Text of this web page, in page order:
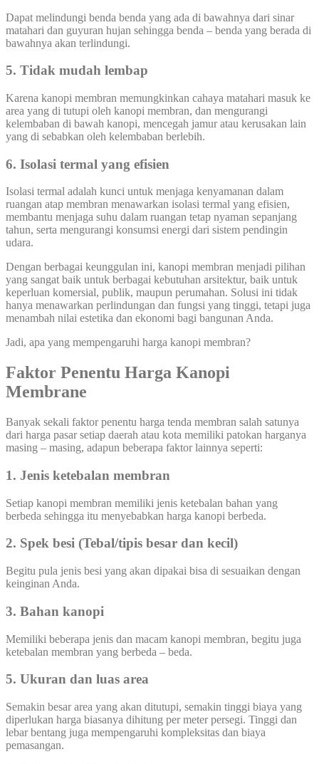
Dapat melindungi benda benda yang ada di bawahnya dari sinar
matahari dan guyuran hujan sehingga benda – benda yang berada di
bawahnya akan terlindungi.
5. Tidak mudah lembap
Karena kanopi membran memungkinkan cahaya matahari masuk ke
area yang di tutupi oleh kanopi membran, dan mengurangi
kelembaban di bawah kanopi, mencegah jamur atau kerusakan lain
yang di sebabkan oleh kelembaban berlebih.
6. Isolasi termal yang efisien
Isolasi termal adalah kunci untuk menjaga kenyamanan dalam
ruangan atap membran menawarkan isolasi termal yang efisien,
membantu menjaga suhu dalam ruangan tetap nyaman sepanjang
tahun, serta mengurangi konsumsi energi dari sistem pendingin
udara.
Dengan berbagai keunggulan ini, kanopi membran menjadi pilihan
yang sangat baik untuk berbagai kebutuhan arsitektur, baik untuk
keperluan komersial, publik, maupun perumahan. Solusi ini tidak
hanya menawarkan perlindungan dan fungsi yang tinggi, tetapi juga
menambah nilai estetika dan ekonomi bagi bangunan Anda.
Jadi, apa yang mempengaruhi harga kanopi membran?
Faktor Penentu Harga Kanopi
Membrane
Banyak sekali faktor penentu harga tenda membran salah satunya
dari harga pasar setiap daerah atau kota memiliki patokan harganya
masing – masing, adapun beberapa faktor lainnya seperti:
1. Jenis ketebalan membran
Setiap kanopi membran memiliki jenis ketebalan bahan yang
berbeda sehingga itu menyebabkan harga kanopi berbeda.
2. Spek besi (Tebal/tipis besar dan kecil)
Begitu pula jenis besi yang akan dipakai bisa di sesuaikan dengan
keinginan Anda.
3. Bahan kanopi
Memiliki beberapa jenis dan macam kanopi membran, begitu juga
ketebalan membran yang berbeda – beda.
5. Ukuran dan luas area
Semakin besar area yang akan ditutupi, semakin tinggi biaya yang
diperlukan harga biasanya dihitung per meter persegi. Tinggi dan
lebar bentang juga mempengaruhi kompleksitas dan biaya
pemasangan.